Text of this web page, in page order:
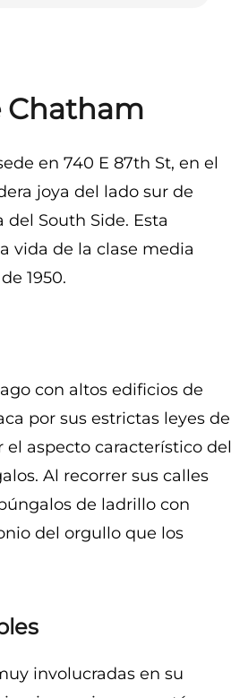
Chatham
en 740 E 87th St, en el
joya del lado sur de
South Side. Esta
vida de la clase media
1950.
con altos edificios de
por sus estrictas leyes de
aspecto característico del
Al recorrer sus calles
de ladrillo con
del orgullo que los
involucradas en su